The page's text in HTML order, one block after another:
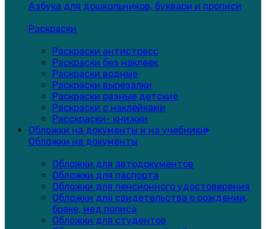
Азбука для дошкольников, буквари и прописи
Раскраски
Раскраски антистресс
Раскраски без наклеек
Раскраски водные
Раскраски вырезалки
Раскраски разные детские
Раскраски с наклейками
Расскраски- книжки
Обложки на документы и на учебники
Обложки на документы
Обложки для автодокументов
Обложки для паспорта
Обложки для пенсионного удостоверения
Обложки для свидетельства о рождении,
браке, мед.полиса
Обложки для студентов